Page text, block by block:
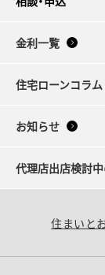
金利一覧
住宅ローンコラム
お知らせ
代理店出店検討
住まいと